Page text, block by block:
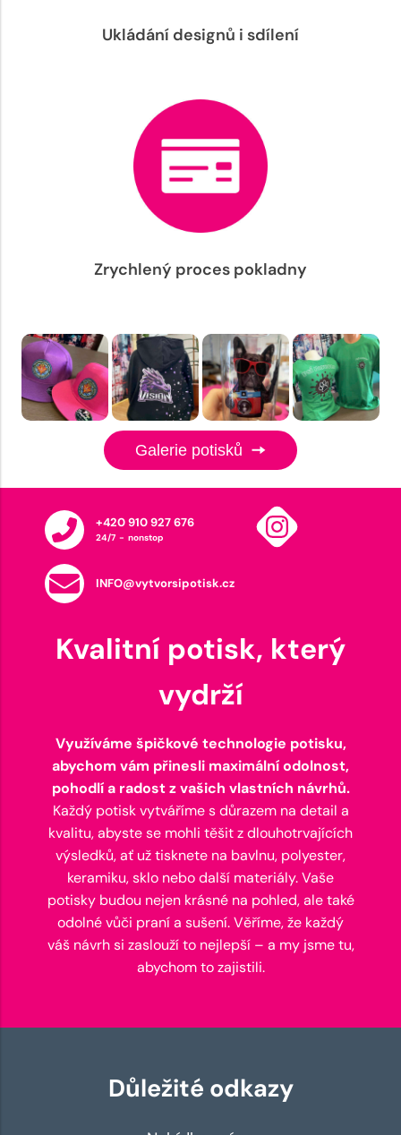
Ukládání designů i sdílení
Zrychlený proces pokladny
Galerie potisků
+420 910 927 676
24/7 - nonstop
INFO@vytvorsipotisk.cz
Kvalitní potisk, který
vydrží
Využíváme špičkové technologie potisku,
abychom vám přinesli maximální odolnost,
pohodlí a radost z vašich vlastních návrhů.
Každý potisk vytváříme s důrazem na detail a
kvalitu, abyste se mohli těšit z dlouhotrvajících
výsledků, ať už tisknete na bavlnu, polyester,
keramiku, sklo nebo další materiály. Vaše
potisky budou nejen krásné na pohled, ale také
odolné vůči praní a sušení. Věříme, že každý
váš návrh si zaslouží to nejlepší – a my jsme tu,
abychom to zajistili.
Důležité odkazy